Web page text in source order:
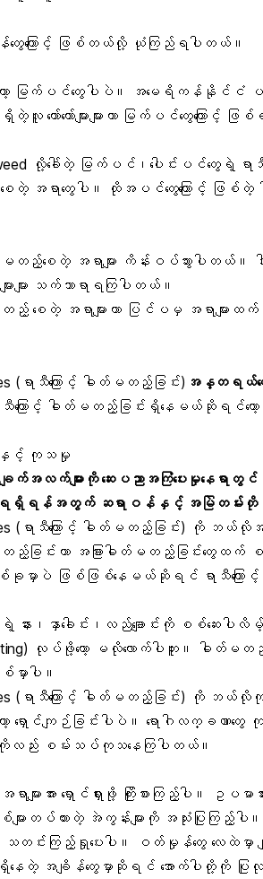
ကြောင့် ဖြစ်တယ်လို့ ယုံကြည်ရပါတယ်။
ာ့ မြက်ပင်တွေပါပဲ။ အမေရိကန်နိုင်ငံ
လူ တော်တော်များများဟာ မြက်ပင်တွေကြောင့်
လို့ခေါ်တဲ့ မြက်ပင်၊ပေါင်းပင်တွ
ဖြစ်စေတဲ့ အရာတွေပါ။ ထိုအပင်တွေကြောင့် ဖ
မတည့်စေတဲ့ အရာများ ကိန်းဝပ်သွားပါတယ်။ ဒ
ျားများ သက်သာရာရကြပါတယ်။
ည့် စေတဲ့ အရာများဟာ ပြင်ပမှ အရာမ
(ရာသီကြောင့် ဓါတ်မတည့်ခြင်း) အန္တရယ်တွေ
သီကြောင့် ဓါတ်မတည့်ခြင်းရှိနေမယ်ဆိုရ
င်းနှင့် ကုသမှု
အချက်အလက်များကို ဆေးပညာအကြံပေးမှုနေရ
းရရှိရန်အတွက် ဆရာဝန်နှင့် အမြဲတမ်းတို
(ရာသီကြောင့် ဓါတ်မတည့်ခြင်း) ကို ဘယ်
မတည့်ခြင်းဟာ အခြားဓါတ်မတည့်ခြင်း
မှာပဲ ဖြစ်ဖြစ်နေမယ်ဆိုရင် ရာသီကြေ
ား၊နှာခေါင်း၊လည်ချောင်းကို စစ်ဆေး
လုပ်ဖို့တော့ မလိုလောက်ပါဘူး။ ဓါ
မှာပါ။
(ရာသီကြောင့် ဓါတ်မတည့်ခြင်း) ကို ဘယ်
ာ့ ရှောင်ကျဉ်ခြင်းပါပဲ။ ရောဂါလက္ခဏာတွေ ကု
ားကိုလည်း စမ်းသပ်ကုသနေကြပါတယ်။
ားအား ရှောင်ရှားဖို့ ကြိုးစားကြည့်ပါ။ ဥပမာ
ျားတပ်ထားတဲ့ အဲကွန်းများကို အသုံးပြုကြည့်
င်းကြည့်ရှုပေးပါ။ ဝတ်မှုန်တွေ လေထဲမှာ မျ
ေတဲ့ အချိန်တွေမှာဆိုရင် အောက်ပါတို့ကို ပြုလုပ်